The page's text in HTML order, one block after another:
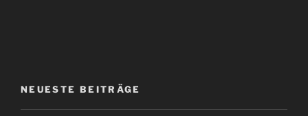
NEUESTE BEITRÄGE